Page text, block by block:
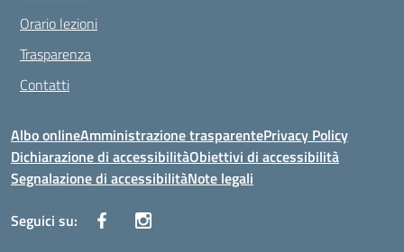
Orario lezioni
Trasparenza
Contatti
Albo onlineAmministrazione trasparentePrivacy Policy
Dichiarazione di accessibilitàObiettivi di accessibilità
Segnalazione di accessibilitàNote legali
Seguici su: